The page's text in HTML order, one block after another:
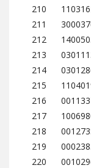
210
211
212
213
214
215
216
217
218
219
220